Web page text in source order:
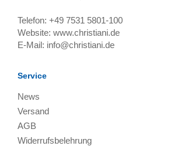
Telefon: +49 7531 5801-100
Website: www.christiani.de
E-Mail: info@christiani.de
Service
News
Versand
AGB
Widerrufsbelehrung